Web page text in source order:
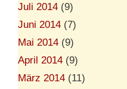
Juli 2014 (9)
Juni 2014 (7)
Mai 2014 (9)
April 2014 (9)
März 2014 (11)